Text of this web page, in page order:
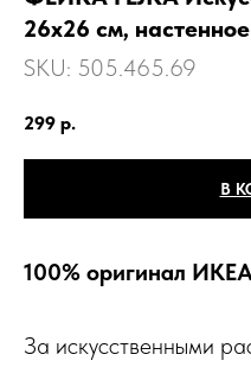
26x26 см, настенное
SKU: 505.465.69
299 р.
В
100% оригинал
За искусственными